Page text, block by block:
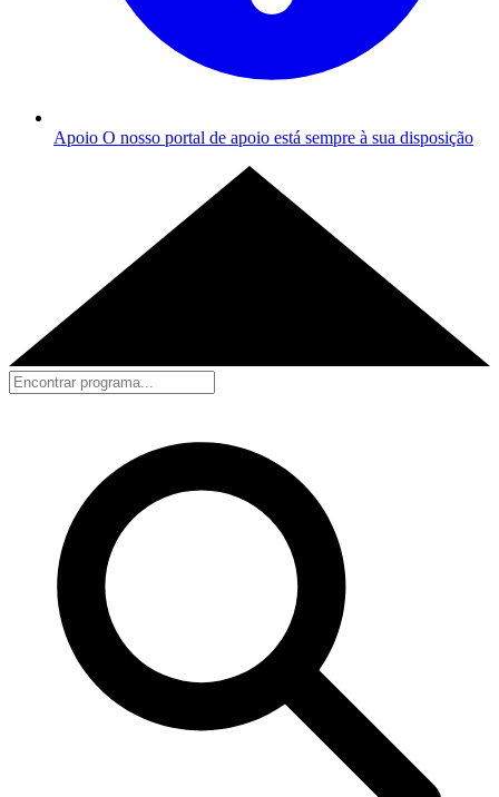
Apoio O nosso portal de apoio está sempre à sua disposição